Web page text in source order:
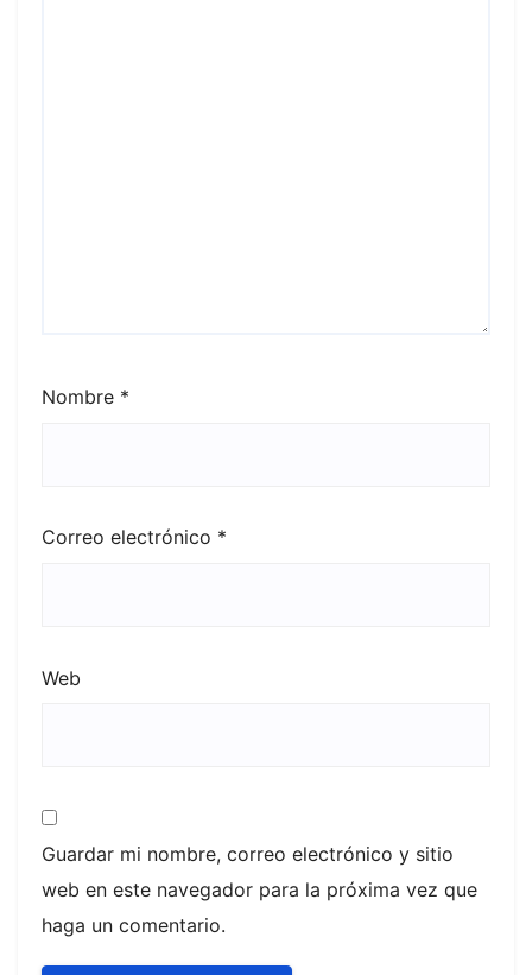
Nombre *
Correo electrónico *
Web
Guardar mi nombre, correo electrónico y sitio
web en este navegador para la próxima vez que
haga un comentario.